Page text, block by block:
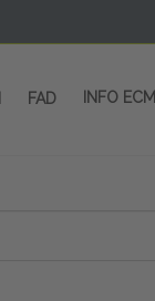
FAD INFO ECM